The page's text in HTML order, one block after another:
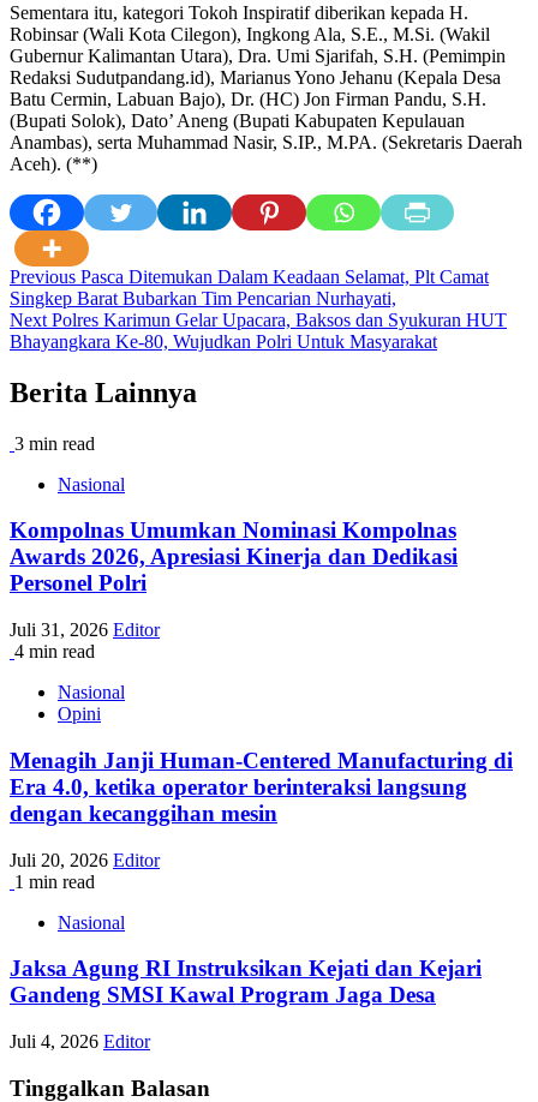
Sementara itu, kategori Tokoh Inspiratif diberikan kepada H.
Robinsar (Wali Kota Cilegon), Ingkong Ala, S.E., M.Si. (Wakil
Gubernur Kalimantan Utara), Dra. Umi Sjarifah, S.H. (Pemimpin
Redaksi Sudutpandang.id), Marianus Yono Jehanu (Kepala Desa
Batu Cermin, Labuan Bajo), Dr. (HC) Jon Firman Pandu, S.H.
(Bupati Solok), Dato’ Aneng (Bupati Kabupaten Kepulauan
Anambas), serta Muhammad Nasir, S.IP., M.PA. (Sekretaris Daerah
Aceh). (**)
Post
navigation
Previous Pasca Ditemukan Dalam Keadaan Selamat, Plt Camat
Singkep Barat Bubarkan Tim Pencarian Nurhayati,
Next Polres Karimun Gelar Upacara, Baksos dan Syukuran HUT
Bhayangkara Ke-80, Wujudkan Polri Untuk Masyarakat
Berita Lainnya
3 min read
Nasional
Kompolnas Umumkan Nominasi Kompolnas
Awards 2026, Apresiasi Kinerja dan Dedikasi
Personel Polri
Juli 31, 2026 Editor
4 min read
Nasional
Opini
Menagih Janji Human-Centered Manufacturing di
Era 4.0, ketika operator berinteraksi langsung
dengan kecanggihan mesin
Juli 20, 2026 Editor
1 min read
Nasional
Jaksa Agung RI Instruksikan Kejati dan Kejari
Gandeng SMSI Kawal Program Jaga Desa
Juli 4, 2026 Editor
Tinggalkan Balasan